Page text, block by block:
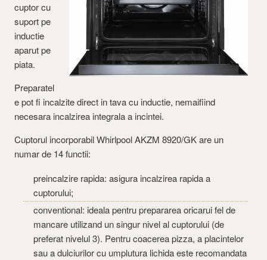
cuptor cu
suport pe
inductie
aparut pe
piata.
Preparatel
e pot fi incalzite direct in tava cu inductie, nemaifiind
necesara incalzirea integrala a incintei.
Cuptorul incorporabil Whirlpool AKZM 8920/GK are un
numar de 14 functii:
preincalzire rapida: asigura incalzirea rapida a
cuptorului;
conventional: ideala pentru prepararea oricarui fel de
mancare utilizand un singur nivel al cuptorului (de
preferat nivelul 3). Pentru coacerea pizza, a placintelor
sau a dulciurilor cu umplutura lichida este recomandata